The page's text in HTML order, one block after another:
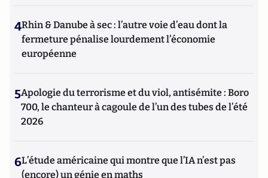
4Rhin & Danube à sec : l’autre voie d’eau dont la
fermeture pénalise lourdement l’économie
européenne
5Apologie du terrorisme et du viol, antisémite : Boro
700, le chanteur à cagoule de l’un des tubes de l’été
2026
6L’étude américaine qui montre que l’IA n’est pas
(encore) un génie en maths